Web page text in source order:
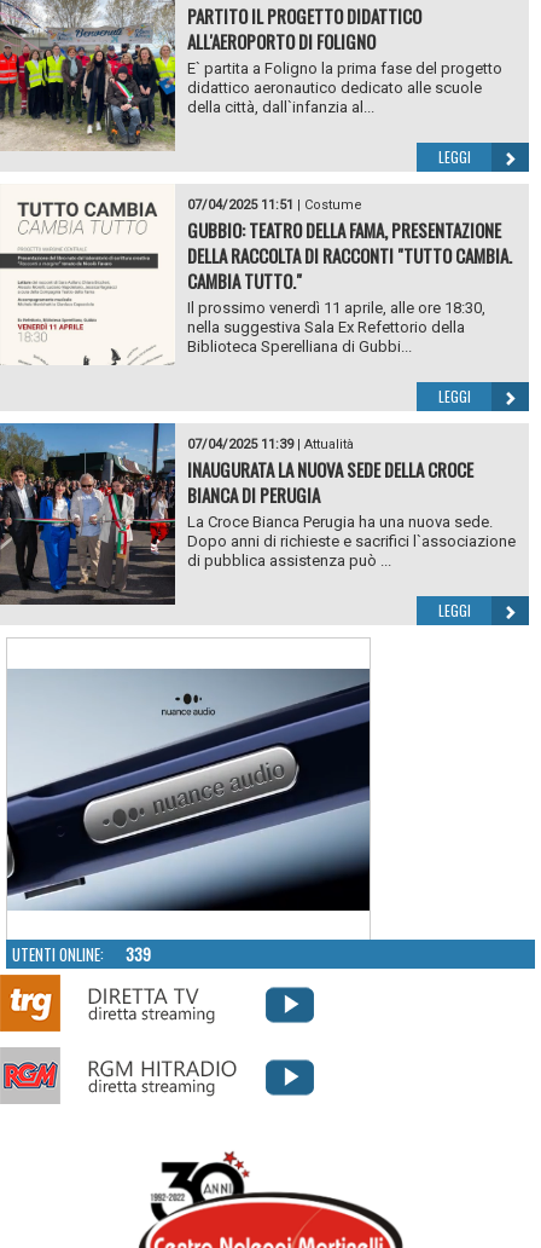
PARTITO IL PROGETTO DIDATTICO
ALL'AEROPORTO DI FOLIGNO
E` partita a Foligno la prima fase del progetto
didattico aeronautico dedicato alle scuole
della città, dall`infanzia al...
LEGGI
07/04/2025 11:51 | Costume
GUBBIO: TEATRO DELLA FAMA, PRESENTAZIONE
DELLA RACCOLTA DI RACCONTI "TUTTO CAMBIA.
CAMBIA TUTTO."
Il prossimo venerdì 11 aprile, alle ore 18:30,
nella suggestiva Sala Ex Refettorio della
Biblioteca Sperelliana di Gubbi...
LEGGI
07/04/2025 11:39| Attualità
INAUGURATA LA NUOVA SEDE DELLA CROCE
BIANCA DI PERUGIA
La Croce Bianca Perugia ha una nuova sede.
Dopo anni di richieste e sacrifici l`associazione
di pubblica assistenza può ...
LEGGI
UTENTI ONLINE: 339